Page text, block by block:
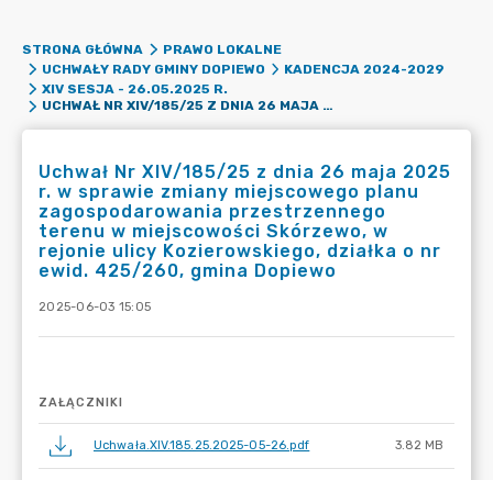
STRONA GŁÓWNA
PRAWO LOKALNE
UCHWAŁY RADY GMINY DOPIEWO
KADENCJA 2024-2029
XIV SESJA - 26.05.2025 R.
UCHWAŁ NR XIV/185/25 Z DNIA 26 MAJA 2025 R. W SPRAWIE ZMIANY MIEJSCOWEGO PLANU ZAGOSPODAROWANIA PRZESTRZENNEGO TERENU W MIEJSCOWOŚCI SKÓRZEWO, W REJONIE ULICY KOZIEROWSKIEGO, DZIAŁKA O NR EWID. 425/260, GMINA DOPIEWO
Uchwał Nr XIV/185/25 z dnia 26 maja 2025
r. w sprawie zmiany miejscowego planu
zagospodarowania przestrzennego
terenu w miejscowości Skórzewo, w
rejonie ulicy Kozierowskiego, działka o nr
ewid. 425/260, gmina Dopiewo
2025-06-03 15:05
ZAŁĄCZNIKI
Uchwała.XIV.185.25.2025-05-26.pdf 3.82 MB